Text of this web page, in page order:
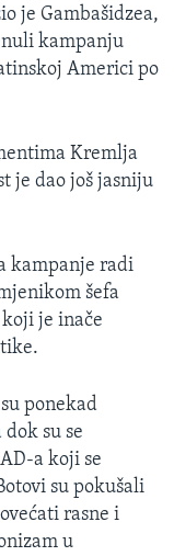
je Gambašidzea,
kampanju
Americi po
Kremlja
je dao još jasniju
kampanje radi
šefa
je inače
ponekad
su se
a koji se
su pokušali
rasne i
u